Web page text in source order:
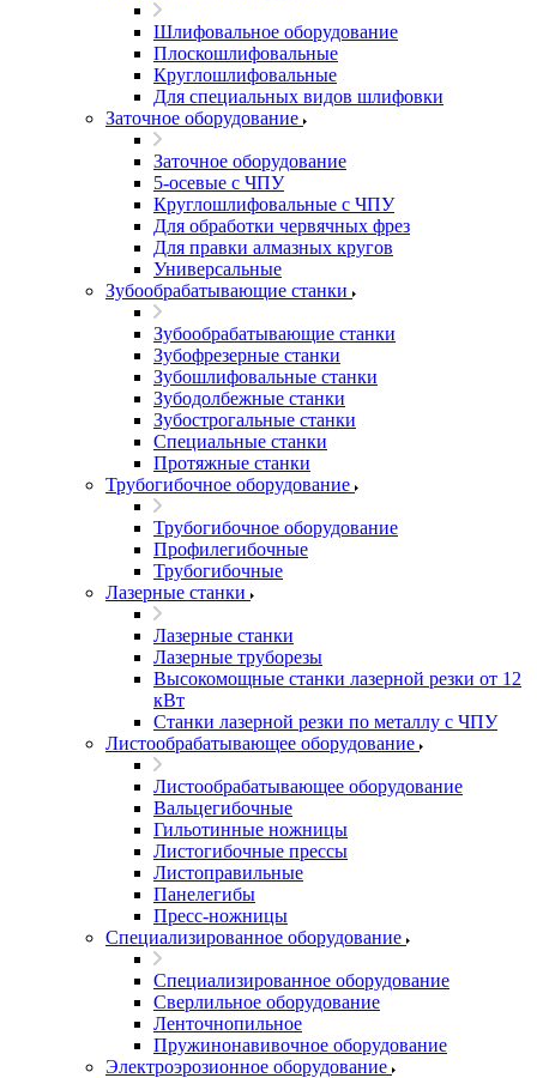
Шлифовальное оборудование
Плоскошлифовальные
Круглошлифовальные
Для специальных видов шлифовки
Заточное оборудование
Заточное оборудование
5-осевые с ЧПУ
Круглошлифовальные с ЧПУ
Для обработки червячных фрез
Для правки алмазных кругов
Универсальные
Зубообрабатывающие станки
Зубообрабатывающие станки
Зубофрезерные станки
Зубошлифовальные станки
Зубодолбежные станки
Зубострогальные станки
Специальные станки
Протяжные станки
Трубогибочное оборудование
Трубогибочное оборудование
Профилегибочные
Трубогибочные
Лазерные станки
Лазерные станки
Лазерные труборезы
Высокомощные станки лазерной резки от 12
кВт
Станки лазерной резки по металлу с ЧПУ
Листообрабатывающее оборудование
Листообрабатывающее оборудование
Вальцегибочные
Гильотинные ножницы
Листогибочные прессы
Листоправильные
Панелегибы
Пресс-ножницы
Специализированное оборудование
Специализированное оборудование
Сверлильное оборудование
Ленточнопильное
Пружинонавивочное оборудование
Электроэрозионное оборудование